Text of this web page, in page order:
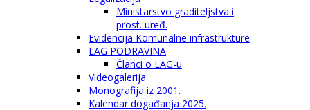
Ministarstvo graditeljstva i
prost. uređ.
Evidencija Komunalne infrastrukture
LAG PODRAVINA
Članci o LAG-u
Videogalerija
Monografija iz 2001.
Kalendar događanja 2025.